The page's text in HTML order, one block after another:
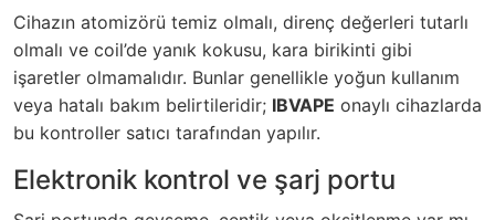
Cihazın atomizörü temiz olmalı, direnç değerleri tutarlı
olmalı ve coil’de yanık kokusu, kara birikinti gibi
işaretler olmamalıdır. Bunlar genellikle yoğun kullanım
veya hatalı bakım belirtileridir; IBVAPE onaylı cihazlarda
bu kontroller satıcı tarafından yapılır.
Elektronik kontrol ve şarj portu